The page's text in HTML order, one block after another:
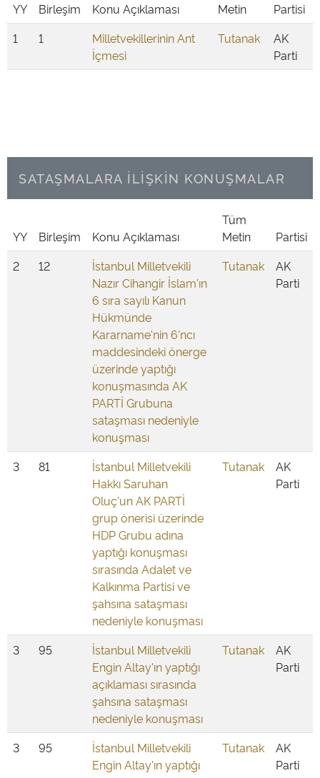
YY Birleşim Konu Açıklaması
Metin
Partisi
1
1
Milletvekillerinin Ant
İçmesi
Tutanak
AK
Parti
SATAŞMALARA İLİŞKİN KONUŞMALAR
YY Birleşim Konu Açıklaması
Tüm
Metin
Partisi
2
12
İstanbul Milletvekili
Nazır Cihangir İslam'ın
6 sıra sayılı Kanun
Hükmünde
Kararname'nin 6'ncı
maddesindeki önerge
üzerinde yaptığı
konuşmasında AK
PARTİ Grubuna
sataşması nedeniyle
konuşması
Tutanak
AK
Parti
3 81
İstanbul Milletvekili
Hakkı Saruhan
Oluç'un AK PARTİ
grup önerisi üzerinde
HDP Grubu adına
yaptığı konuşması
sırasında Adalet ve
Kalkınma Partisi ve
şahsına sataşması
nedeniyle konuşması
Tutanak
AK
Parti
3 95
İstanbul Milletvekili
Engin Altay'ın yaptığı
açıklaması sırasında
şahsına sataşması
nedeniyle konuşması
Tutanak
AK
Parti
3 95
İstanbul Milletvekili
Engin Altay'ın yaptığı
Tutanak
AK
Parti